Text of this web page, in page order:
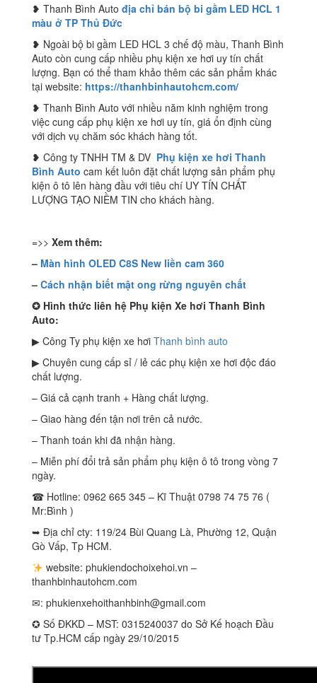
❥ Thanh Bình Auto địa chỉ bán bộ bi gầm LED HCL 1
màu ở TP Thủ Đức
❥ Ngoài bộ bi gầm LED HCL 3 chế độ màu, Thanh Bình
Auto còn cung cấp nhiều phụ kiện xe hơi uy tín chất
lượng. Bạn có thể tham khảo thêm các sản phẩm khác
tại website: https://thanhbinhautohcm.com/
❥ Thanh Bình Auto với nhiều năm kinh nghiệm trong
việc cung cấp phụ kiện xe hơi uy tín, giá ổn định cùng
với dịch vụ chăm sóc khách hàng tốt.
❥ Công ty TNHH TM & DV Phụ kiện xe hơi Thanh
Bình Auto cam kết luôn đặt chất lượng sản phẩm phụ
kiện ô tô lên hàng đầu với tiêu chí UY TÍN CHẤT
LƯỢNG TẠO NIỀM TIN cho khách hàng.
=>> Xem thêm:
– Màn hình OLED C8S New liền cam 360
– Cách nhận biết mật ong rừng nguyên chất
✪ Hình thức liên hệ Phụ kiện Xe hơi Thanh Bình
Auto:
▶ Công Ty phụ kiện xe hơi Thanh bình auto
▶ Chuyên cung cấp sỉ / lẻ các phụ kiện xe hơi độc đáo
chất lượng.
– Giá cả cạnh tranh + Hàng chất lượng.
– Giao hàng đến tận nơi trên cả nước.
– Thanh toán khi đã nhận hàng.
– Miễn phí đổi trả sản phẩm phụ kiện ô tô trong vòng 7
ngày.
☎ Hotline: 0962 665 345 – Kĩ Thuật 0798 74 75 76 (
Mr:Bình )
➥ Địa chỉ cty: 119/24 Bùi Quang Là, Phường 12, Quận
Gò Vấp, Tp HCM.
website: phukiendochoixehoi.vn –
thanhbinhautohcm.com
✉: phukienxehoithanhbinh@gmail.com
✪ Số ĐKKD – MST: 0315240037 do Sở Kế hoạch Đầu
tư Tp.HCM cấp ngày 29/10/2015